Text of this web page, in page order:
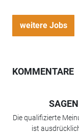
weitere Jobs
KOMMENTARE
Die qualifizierte
ist